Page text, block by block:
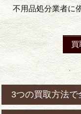
不用品処分業者に
買
3つの買取方法で